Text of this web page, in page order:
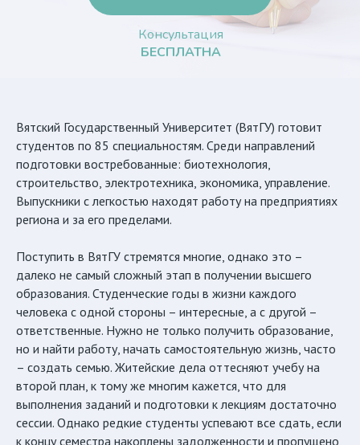
Консультация
БЕСПЛАТНА
Вятский Государственный Университет (ВятГУ) готовит
студентов по 85 специальностям. Среди направлений
подготовки востребованные: биотехнология,
строительство, электротехника, экономика, управление.
Выпускники с легкостью находят работу на предприятиях
региона и за его пределами.
Поступить в ВятГУ стремятся многие, однако это –
далеко не самый сложный этап в получении высшего
образования. Студенческие годы в жизни каждого
человека с одной стороны – интересные, а с другой –
ответственные. Нужно не только получить образование,
но и найти работу, начать самостоятельную жизнь, часто
– создать семью. Житейские дела оттесняют учебу на
второй план, к тому же многим кажется, что для
выполнения заданий и подготовки к лекциям достаточно
сессии. Однако редкие студенты успевают все сдать, если
к концу семестра накоплены задолженности и пропущено